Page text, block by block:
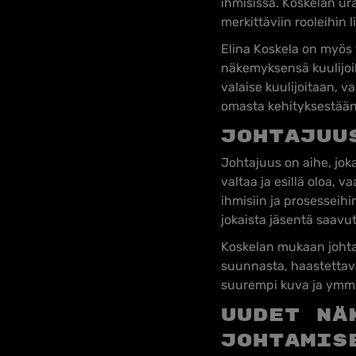
merkittäviin rooleihin
Elina Koskela on
näkemyksensä
valaise kuulijoitaan,
omasta
Johtajuus on aihe,
valtaa ja esillä oloa,
ihmisiin ja
jokaista jäsentä
Koskelan mukaan
suunnasta,
suurempi kuva ja
Uudet